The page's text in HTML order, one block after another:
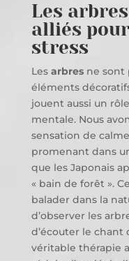
Les
alliés
stress
Les arbresne sont
éléments
jouent aussi un
mentale. Nous
sensation de
promenant dans
que les Japonais
« bain de forêt ».
balader dans la
d’observer les
d’écouter le chant
véritable thérapie